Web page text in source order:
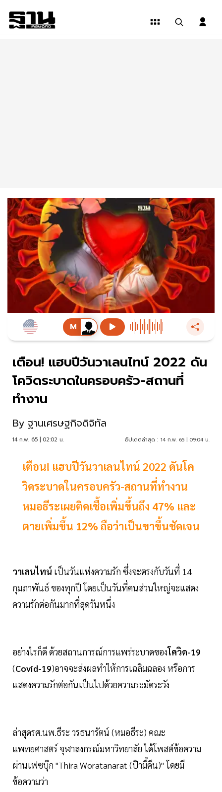
เตือน! แฮบปีวันวาเลนไทน์ 2022 ดัน
โควิดระบาดในครอบครัว-สถานที่
ทำงาน
By ฐานเศรษฐกิจดิจิทัล
14 ก.พ. 65 | 02:02 น. อัปเดตล่าสุด : 14 ก.พ. 65 | 09:04 น.
เตือน! แฮบปีวันวาเลนไทน์ 2022 ดันโค
วิดระบาดในครอบครัว-สถานที่ทำงาน
หมอธีระเผยติดเชื้อเพิ่มขึ้นถึง 47% และ
ตายเพิ่มขึ้น 12% ถือว่าเป็นขาขึ้นชัดเจน
วาเลนไทน์ เป็นวันแห่งความรัก ซึ่งจะตรงกับวันที่ 14
กุมภาพันธ์ ของทุกปี โดยเป็นวันที่คนส่วนใหญ่จะแสดง
ความรักต่อกันมากที่สุดวันหนึ่ง
อย่างไรก็ดี ด้วยสถานการณ์การแพร่ระบาดของโควิด-19
(Covid-19)อาจจะส่งผลทำให้การเฉลิมฉลอง หรือการ
แสดงความรักต่อกันเป็นไปด้วยความระมัดระวัง
ล่าสุดรศ.นพ.ธีระ วรธนารัตน์ (หมอธีระ) คณะ
แพทยศาสตร์ จุฬาลงกรณ์มหาวิทยาลัย ได้โพสต์ข้อความ
ผ่านเฟซบุ๊ก "Thira Woratanarat (ป๊ามี้คีน)" โดยมี
ข้อความว่า